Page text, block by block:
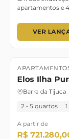
apartamentos e
VER
Lançamento
Elos Ilha
Barra da Tijuca
2 - 5 quartos
A partir de
R$